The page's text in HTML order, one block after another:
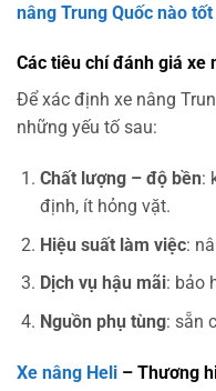
nâng Trung Quốc nào
Các tiêu chí đánh giá xe
Để xác định xe nâng
những yếu tố sau:
Chất lượng – độ bền:
định, ít hỏng vặt.
Hiệu suất làm việc:
Dịch vụ hậu mãi: bảo
Nguồn phụ tùng: sẵn
Xe nâng Heli – Thương